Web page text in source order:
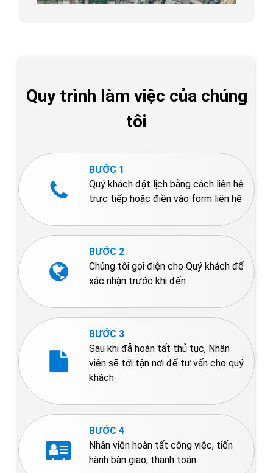
Quy trình làm việc của chúng
tôi
BƯỚC 1
Quý khách đặt lịch bằng cách liên hệ
trực tiếp hoặc điền vào form liên hệ
BƯỚC 2
Chúng tôi gọi điện cho Quý khách để
xác nhận trước khi đến
BƯỚC 3
Sau khi đẫ hoàn tất thủ tục, Nhân
viên sẽ tới tận nơi để tư vấn cho quý
khách
BƯỚC 4
Nhân viên hoàn tất công việc, tiến
hành bàn giao, thanh toán